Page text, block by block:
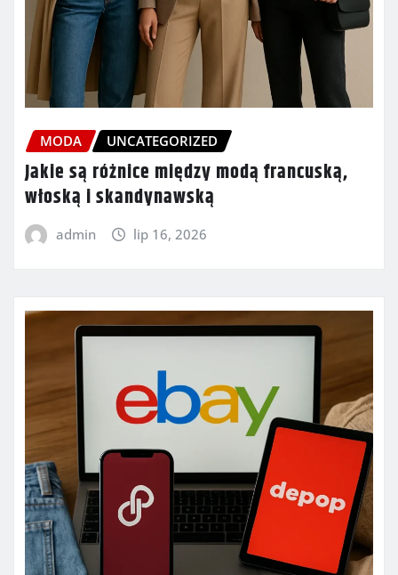
MODA UNCATEGORIZED
Jakie są różnice między modą francuską,
włoską i skandynawską
admin lip 16, 2026